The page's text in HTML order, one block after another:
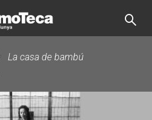
La casa de bambú